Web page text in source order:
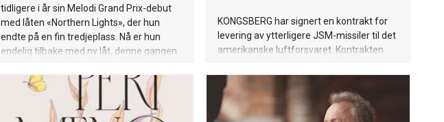
tidligere i år sin Melodi Grand Prix-debut
med låten «Northern Lights», der hun
endte på en fin tredjeplass. Nå er hun
endelig tilbake med ny låt, denne gangen
energisk poplåt som tydelig markerer at
hun er på vei til å bli voksen og snart fyller
KONGSBERG har signert en kontrakt for
levering av ytterligere JSM-missiler til det
amerikanske luftforsvaret. Kontrakten